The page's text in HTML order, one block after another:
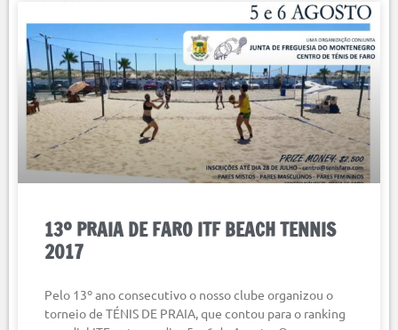
13º PRAIA DE FARO ITF BEACH TENNIS
2017
Pelo 13º ano consecutivo o nosso clube organizou o
torneio de TÉNIS DE PRAIA, que contou para o ranking